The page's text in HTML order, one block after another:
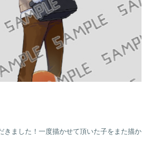
ました！一度描かせて頂いた子をまた描か